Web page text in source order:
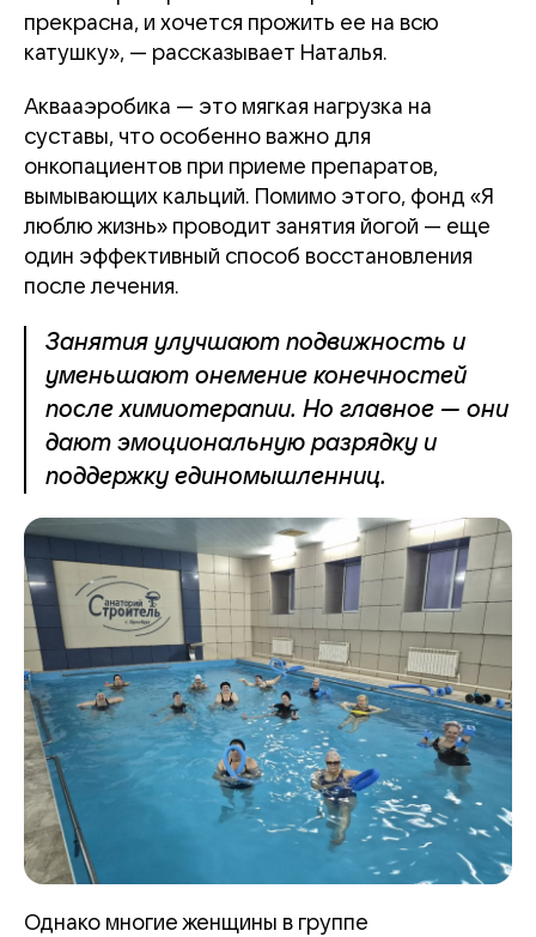
прекрасна, и хочется прожить ее на всю
катушку», — рассказывает Наталья.
Аквааэробика — это мягкая нагрузка на
суставы, что особенно важно для
онкопациентов при приеме препаратов,
вымывающих кальций. Помимо этого, фонд «Я
люблю жизнь» проводит занятия йогой — еще
один эффективный способ восстановления
после лечения.
Занятия улучшают подвижность и
уменьшают онемение конечностей
после химиотерапии. Но главное — они
дают эмоциональную разрядку и
поддержку единомышленниц.
Однако многие женщины в группе